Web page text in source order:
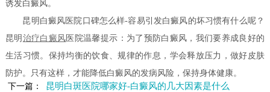
诱发白癜风。
昆明白癜风医院口碑怎么样-容易引发白癜风的坏习惯有什么呢？
昆明 治疗白癜风 医院温馨提示：为了预防白癜风，我们要养成良好的
生活习惯。保持均衡的饮食、规律的作息，学会释放压力，做好皮肤
防护。只有这样，才能降低白癜风的发病风险，保持身体健康。
下一篇：
昆明白斑医院哪家好-白癜风的几大因素是什么